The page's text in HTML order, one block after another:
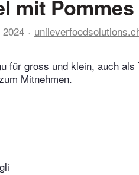
mit
für gross und klein, auch
Mitnehmen.